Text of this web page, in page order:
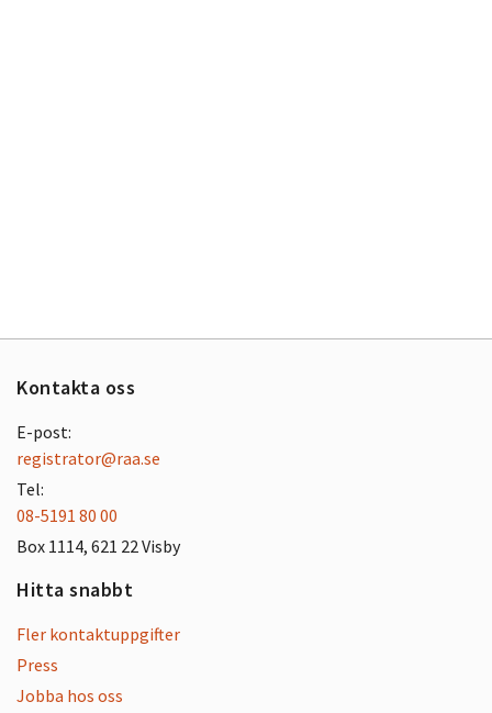
Kontakta oss
E-post:
registrator@raa.se
Tel:
08-5191 80 00
Box 1114, 621 22 Visby
Hitta snabbt
Fler kontaktuppgifter
Press
Jobba hos oss